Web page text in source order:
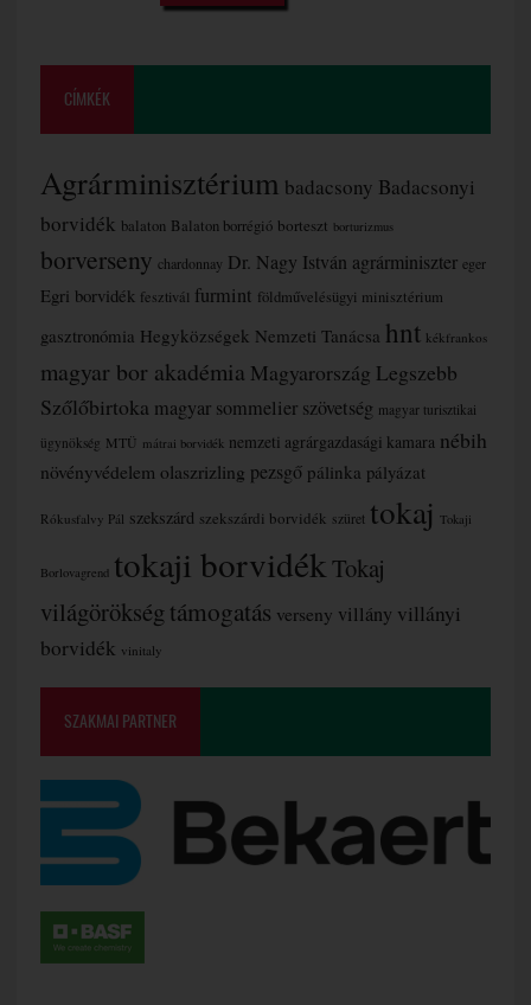
CÍMKÉK
Agrárminisztérium badacsony Badacsonyi
borvidék balaton Balaton borrégió borteszt borturizmus
borverseny chardonnay Dr. Nagy István agrárminiszter eger
Egri borvidék fesztivál furmint földművelésügyi minisztérium
gasztronómia Hegyközségek Nemzeti Tanácsa hnt kékfrankos
magyar bor akadémia Magyarország Legszebb
Szőlőbirtoka magyar sommelier szövetség magyar turisztikai
ügynökség MTÜ mátrai borvidék nemzeti agrárgazdasági kamara nébih
növényvédelem olaszrizling pezsgő pálinka pályázat
Rókusfalvy Pál szekszárd szekszárdi borvidék szüret tokaj Tokaji
Borlovagrend tokaji borvidék Tokaj
világörökségtámogatás verseny villány villányi
borvidék vinitaly
SZAKMAI PARTNER